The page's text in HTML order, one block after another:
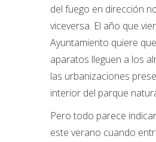
del fuego en dirección
viceversa. El año que
Ayuntamiento quiere
aparatos lleguen a los
las urbanizaciones
interior del parque
Pero todo parece
este verano cuando